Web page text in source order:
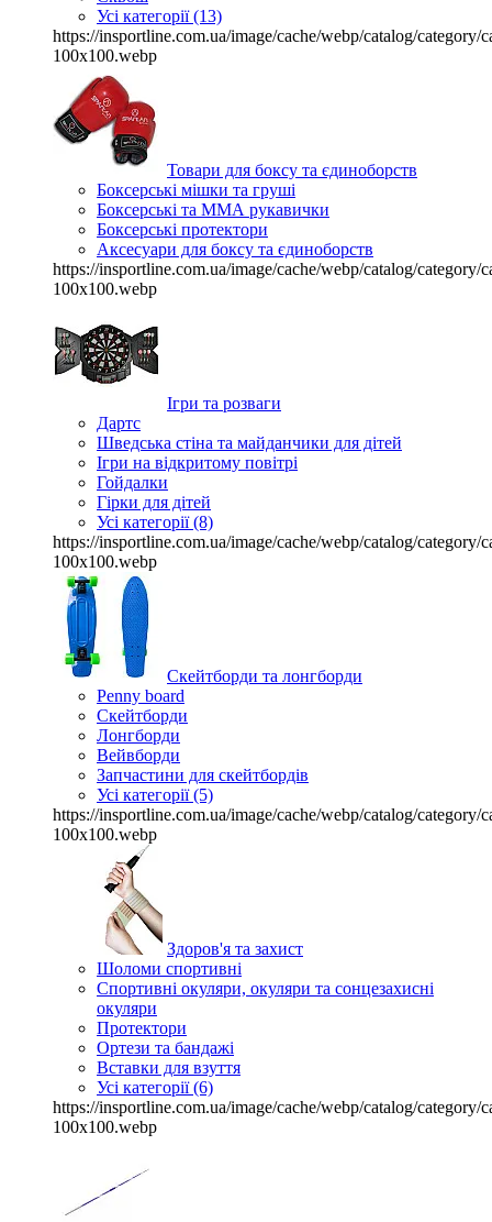
Усі категорії (13)
https://insportline.com.ua/image/cache/webp/catalog/category/
100x100.webp
Товари для боксу та єдиноборств
Боксерські мішки та груші
Боксерські та ММА рукавички
Боксерські протектори
Аксесуари для боксу та єдиноборств
https://insportline.com.ua/image/cache/webp/catalog/category/
100x100.webp
Ігри та розваги
Дартс
Шведська стіна та майданчики для дітей
Ігри на відкритому повітрі
Гойдалки
Гірки для дітей
Усі категорії (8)
https://insportline.com.ua/image/cache/webp/catalog/category/
100x100.webp
Скейтборди та лонгборди
Penny board
Скейтборди
Лонгборди
Вейвборди
Запчастини для скейтбордів
Усі категорії (5)
https://insportline.com.ua/image/cache/webp/catalog/category/
100x100.webp
Здоров'я та захист
Шоломи спортивні
Спортивні окуляри, окуляри та сонцезахисні
окуляри
Протектори
Ортези та бандажі
Вставки для взуття
Усі категорії (6)
https://insportline.com.ua/image/cache/webp/catalog/category/
100x100.webp